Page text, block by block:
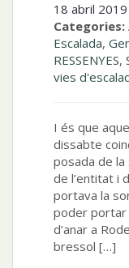
18 abril
Categories:
Escalada,
RESSENYES,
vies
I és que
dissabte
posada de la
de l’entitat i
portava la
poder portar
d’anar a
bressol […]